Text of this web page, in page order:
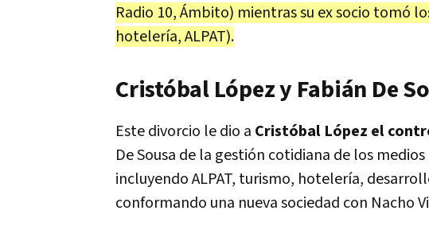
Radio 10, Ámbito) mientras su ex socio tomó
hotelería, ALPAT).
Cristóbal López y Fabián De
Este divorcio le dio a Cristóbal López el
De Sousa de la gestión cotidiana de los
incluyendo ALPAT, turismo, hotelería,
conformando una nueva sociedad con Nacho